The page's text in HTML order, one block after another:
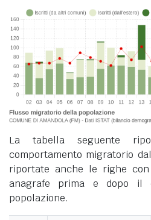
La tabella seguente
comportamento migratorio
riportate anche le righe
anagrafe prima e dopo il
popolazione.